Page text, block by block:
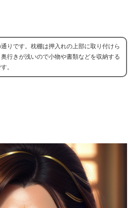
りです。枕棚は押入れの上部に取り付けら
行きが浅いので小物や書類などを収納する
。